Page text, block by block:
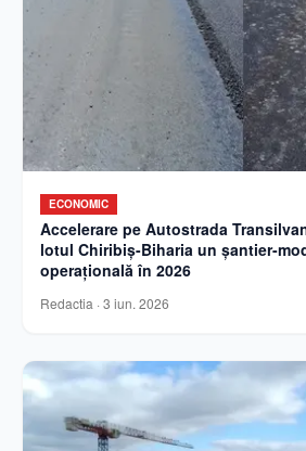
ECONOMIC
Accelerare pe Autostrada
lotul Chiribiș-Biharia un șantier-
operațională în 2026
Redactia · 3 iun. 2026